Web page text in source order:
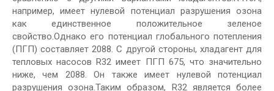
например, имеет нулевой потенциал разрушения озона
как единственное положительное зеленое
свойство.Однако его потенциал глобального потепления
(ПГП) составляет 2088. С другой стороны, хладагент для
тепловых насосов R32 имеет ПГП 675, что значительно
ниже, чем 2088. Он также имеет нулевой потенциал
разрушения озона.Таким образом, R32 является более